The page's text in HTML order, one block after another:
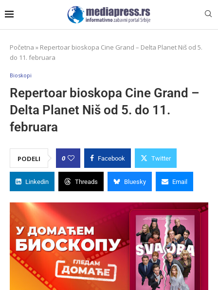
Početna » Repertoar bioskopa Cine Grand – Delta Planet Niš od 5.
do 11. februara
Bioskopi
Repertoar bioskopa Cine Grand –
Delta Planet Niš od 5. do 11.
februara
PODELI 0 Facebook Twitter
Linkedin Threads Bluesky Email